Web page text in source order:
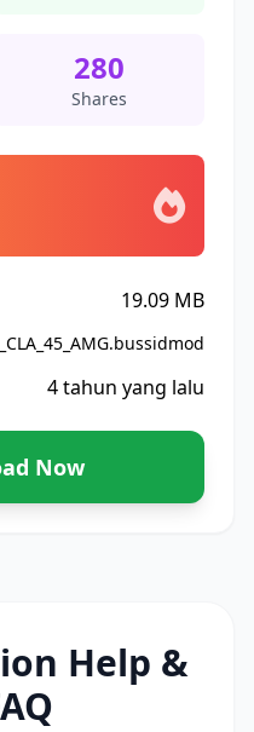
280
Shares
19.09 MB
4 tahun yang lalu
Now
Help &